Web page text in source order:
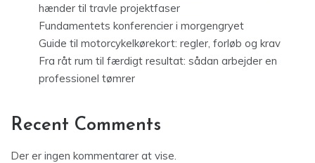
hænder til travle projektfaser
Fundamentets konferencier i morgengryet
Guide til motorcykelkørekort: regler, forløb og krav
Fra råt rum til færdigt resultat: sådan arbejder en
professionel tømrer
Recent Comments
Der er ingen kommentarer at vise.